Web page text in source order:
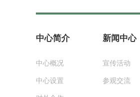
中心简介
中心概况
中心设置
新闻中心
宣传活动
参观交流